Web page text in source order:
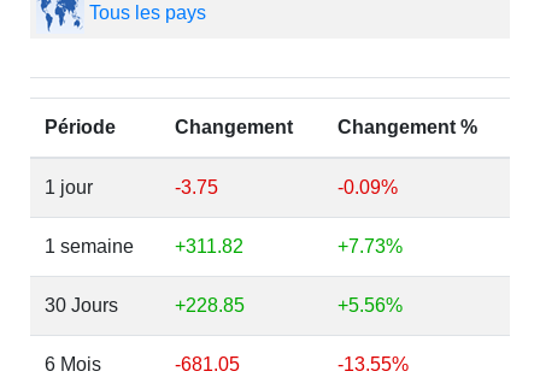
Tous les pays
Période Changement Changement %
1 jour -3.75 -0.09%
1 semaine +311.82 +7.73%
30 Jours +228.85 +5.56%
6 Mois -681.05 -13.55%